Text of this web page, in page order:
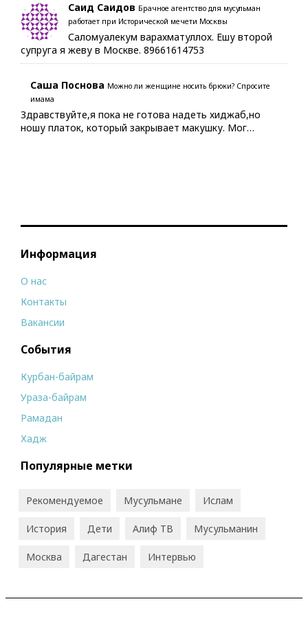
Саид Саидов Брачное агентство для мусульман
работает при Исторической мечети Москвы
Саломуалекум варахматуллох. Ешу второй
супруга я жеву в Москве. 89661614753
Саша Поснова Можно ли женщине носить брюки? Спросите
имама
Здравствуйте,я пока не готова надеть хиджаб,но
ношу платок, который закрывает макушку. Мог…
Информация
О нас
Контакты
Вакансии
События
Курбан-байрам
Ураза-байрам
Рамадан
Хадж
Популярные метки
Рекомендуемое Мусульмане Ислам
История Дети Алиф ТВ Мусульманин
Москва Дагестан Интервью